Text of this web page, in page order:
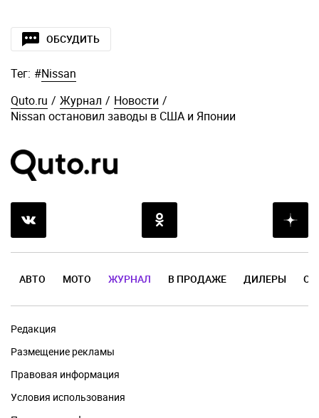
ОБСУДИТЬ
Тег: #Nissan
Quto.ru / Журнал / Новости /
Nissan остановил заводы в США и Японии
АВТО МОТО ЖУРНАЛ В ПРОДАЖЕ ДИЛЕРЫ
Редакция
Размещение рекламы
Правовая информация
Условия использования